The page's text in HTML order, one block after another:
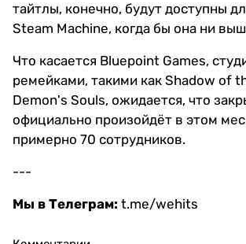
тайтлы, конечно, будут доступны
Steam Machine, когда бы она ни
Что касается Bluepoint Games,
ремейками, такими как Shadow of
Demon's Souls, ожидается, что
официально произойдёт в этом
примерно 70 сотрудников.
---
Мы в Телеграм: t.me/wehits